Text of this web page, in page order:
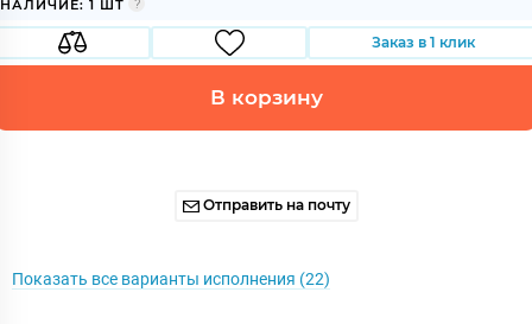
НАЛИЧИЕ: 1 ШТ
Заказ в 1 клик
В корзину
Отправить на почту
Показать все варианты исполнения (22)